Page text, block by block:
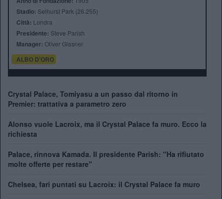
Stadio: Selhurst Park (26.255)
Città: Londra
Presidente: Steve Parish
Manager: Oliver Glasner
ALBO D'ORO
Crystal Palace, Tomiyasu a un passo dal ritorno in
Premier: trattativa a parametro zero
Alonso vuole Lacroix, ma il Crystal Palace fa muro. Ecco la
richiesta
Palace, rinnova Kamada. Il presidente Parish: "Ha rifiutato
molte offerte per restare"
Chelsea, fari puntati su Lacroix: il Crystal Palace fa muro